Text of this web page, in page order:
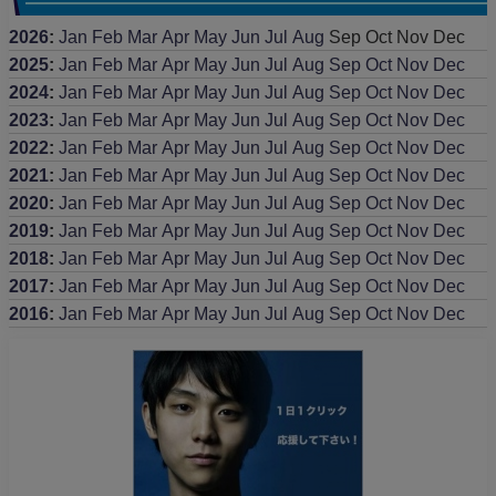
2026: Jan Feb Mar Apr May Jun Jul Aug Sep Oct Nov Dec
2025: Jan Feb Mar Apr May Jun Jul Aug Sep Oct Nov Dec
2024: Jan Feb Mar Apr May Jun Jul Aug Sep Oct Nov Dec
2023: Jan Feb Mar Apr May Jun Jul Aug Sep Oct Nov Dec
2022: Jan Feb Mar Apr May Jun Jul Aug Sep Oct Nov Dec
2021 : Jan Feb Mar Apr May Jun Jul Aug Sep Oct Nov Dec
2020: Jan Feb Mar Apr May Jun Jul Aug Sep Oct Nov Dec
2019: Jan Feb Mar Apr May Jun Jul Aug Sep Oct Nov Dec
2018: Jan Feb Mar Apr May Jun Jul Aug Sep Oct Nov Dec
2017: Jan Feb Mar Apr May Jun Jul Aug Sep Oct Nov Dec
2016: Jan Feb Mar Apr May Jun Jul Aug Sep Oct Nov Dec